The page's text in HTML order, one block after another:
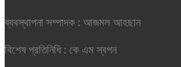
ব্যবস্থাপনা সম্পাদক : আজমল আহছান
বিশেষ প্রতিনিধি : কে এম স্বপন